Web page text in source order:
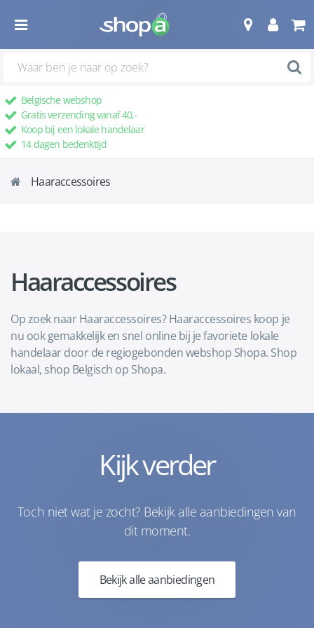
Belgische webshop
Gratis verzending vanaf 40,-
Koop bij een lokale handelaar
14 dagen bedenktijd
Haaraccessoires
Haaraccessoires
Op zoek naar Haaraccessoires? Haaraccessoires koop je
nu ook gemakkelijk en snel online bij je favoriete lokale
handelaar door de regiogebonden webshop Shopa. Shop
lokaal, shop Belgisch op Shopa.
Kijk verder
Toch niet wat je zocht? Bekijk alle aanbiedingen van
dit moment.
Bekijk alle aanbiedingen